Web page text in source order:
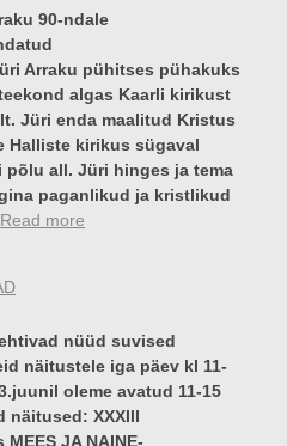
90-ndale
Arraku pühitses pühakuks
algas Kaarli kirikust
Jüri enda maalitud Kristus
Halliste kirikus sügaval
all. Jüri hinges ja tema
paganlikud ja kristlikud
Read more
J
Ü
R
I
nüüd suvised
näitustele iga päev kl 11-
oleme avatud 11-15
näitused: XXXIII
JA NAINE-